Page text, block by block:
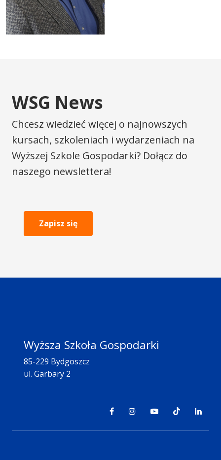
WSG News
Chcesz wiedzieć więcej o najnowszych
kursach, szkoleniach i wydarzeniach na
Wyższej Szkole Gospodarki? Dołącz do
naszego newslettera!
Zapisz się
Wyższa Szkoła Gospodarki
85-229 Bydgoszcz
ul. Garbary 2